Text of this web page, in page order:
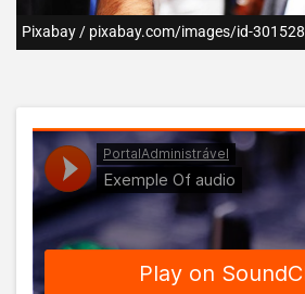
Pixabay / pixabay.com/images/id-301528